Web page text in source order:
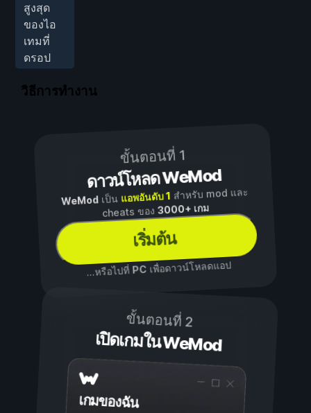
สูงสุด
ของไอ
เทมที่
ดรอป
วิธีการทำงาน
ขั้นตอนที่ 1
ดาวน์โหลด WeMod
WeModเป็น แอพอันดับ 1 สำหรับ mod และ
cheats ของ3000+ เกม
เริ่มต้น
...หรือไปที่ PCเพื่อดาวน์โหลดแอป
ขั้นตอนที่ 2
เปิดเกมใน WeMod
เกมของฉัน